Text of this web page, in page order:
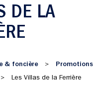
DE LA
& foncière >
Promotions
> Les Villas de la Ferrière